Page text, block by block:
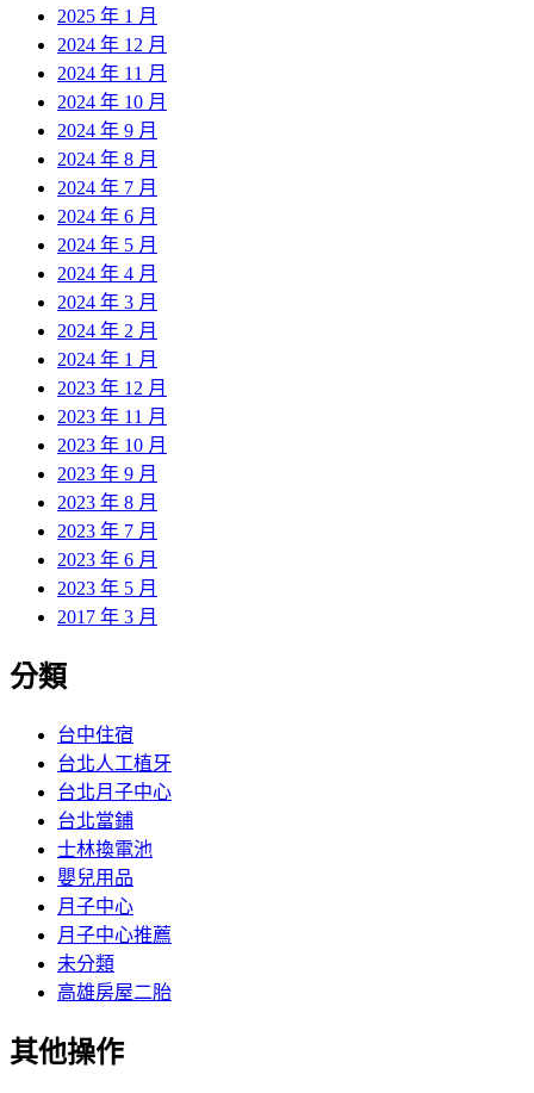
2025 年 1 月
2024 年 12 月
2024 年 11 月
2024 年 10 月
2024 年 9 月
2024 年 8 月
2024 年 7 月
2024 年 6 月
2024 年 5 月
2024 年 4 月
2024 年 3 月
2024 年 2 月
2024 年 1 月
2023 年 12 月
2023 年 11 月
2023 年 10 月
2023 年 9 月
2023 年 8 月
2023 年 7 月
2023 年 6 月
2023 年 5 月
2017 年 3 月
分類
台中住宿
台北人工植牙
台北月子中心
台北當鋪
士林換電池
嬰兒用品
月子中心
月子中心推薦
未分類
高雄房屋二胎
其他操作